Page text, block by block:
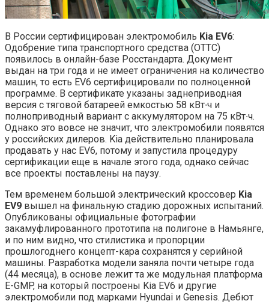
В России сертифицирован электромобиль Kia EV6:
Одобрение типа транспортного средства (ОТТС)
появилось в онлайн-базе Росстандарта. Документ
выдан на три года и не имеет ограничения на количество
машин, то есть EV6 сертифицировали по полноценной
программе. В сертификате указаны заднеприводная
версия с тяговой батареей емкостью 58 кВт∙ч и
полноприводный вариант с аккумулятором на 75 кВт∙ч.
Однако это вовсе не значит, что электромобили появятся
у российских дилеров. Kia действительно планировала
продавать у нас EV6, потому и запустила процедуру
сертификации еще в начале этого года, однако сейчас
все проекты поставлены на паузу.
Тем временем большой электрический кроссовер Kia
EV9 вышел на финальную стадию дорожных испытаний.
Опубликованы официальные фотографии
закамуфлированного прототипа на полигоне в Намьянге,
и по ним видно, что стилистика и пропорции
прошлогоднего концепт-кара сохранятся у серийной
машины. Разработка модели заняла почти четыре года
(44 месяца), в основе лежит та же модульная платформа
E-GMP, на который построены Kia EV6 и другие
электромобили под марками Hyundai и Genesis. Дебют